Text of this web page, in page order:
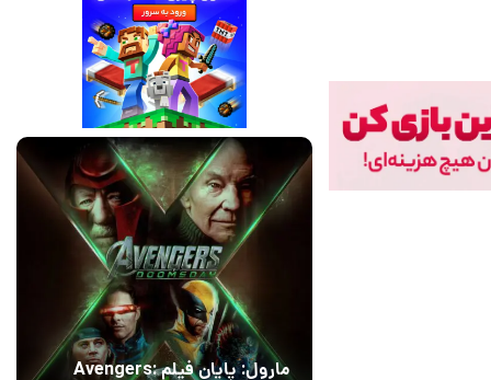
13 مرداد 1405
مارول: پایان فیلم Avengers: